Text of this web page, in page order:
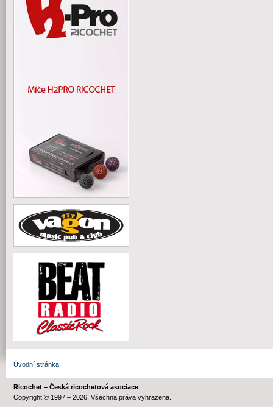
Úvodní stránka
Ricochet – Česká ricochetová asociace
Copyright © 1997 – 2026. Všechna práva vyhrazena.